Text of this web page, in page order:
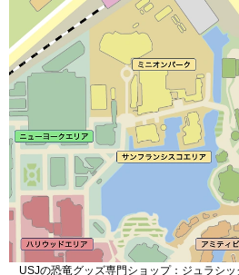
USJの恐竜グッズ専門ショップ：ジュラシ